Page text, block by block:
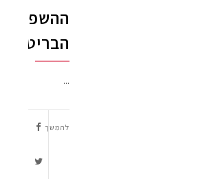
ההשפעה
הבריטית
...
להמשך